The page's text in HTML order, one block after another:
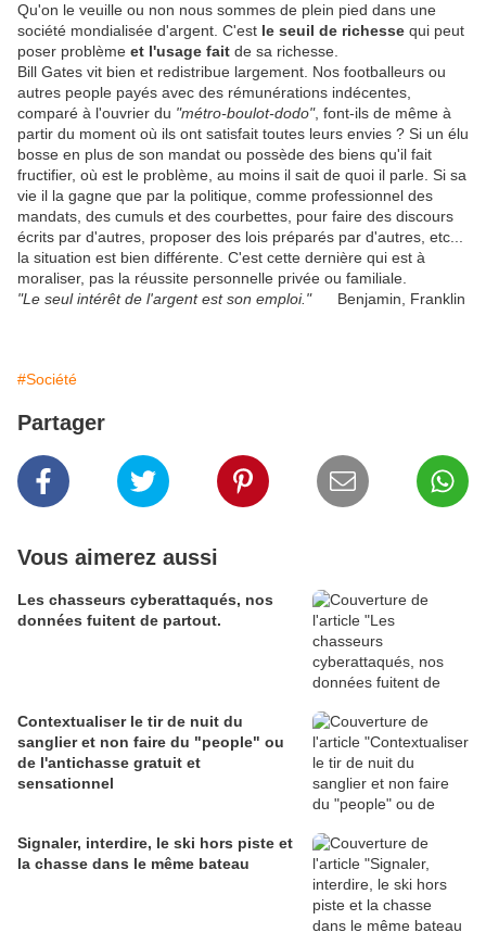
Qu'on le veuille ou non nous sommes de plein pied dans une
société mondialisée d'argent. C'est le seuil de richesse qui peut
poser problème et l'usage fait de sa richesse.
Bill Gates vit bien et redistribue largement. Nos footballeurs ou
autres people payés avec des rémunérations indécentes,
comparé à l'ouvrier du "métro-boulot-dodo", font-ils de même à
partir du moment où ils ont satisfait toutes leurs envies ? Si un élu
bosse en plus de son mandat ou possède des biens qu'il fait
fructifier, où est le problème, au moins il sait de quoi il parle. Si sa
vie il la gagne que par la politique, comme professionnel des
mandats, des cumuls et des courbettes, pour faire des discours
écrits par d'autres, proposer des lois préparés par d'autres, etc...
la situation est bien différente. C'est cette dernière qui est à
moraliser, pas la réussite personnelle privée ou familiale.
"Le seul intérêt de l'argent est son emploi."Benjamin, Franklin
#Société
Partager
Vous aimerez aussi
Les chasseurs cyberattaqués, nos
données fuitent de partout.
Contextualiser le tir de nuit du
sanglier et non faire du "people" ou
de l'antichasse gratuit et
sensationnel
Signaler, interdire, le ski hors piste et
la chasse dans le même bateau